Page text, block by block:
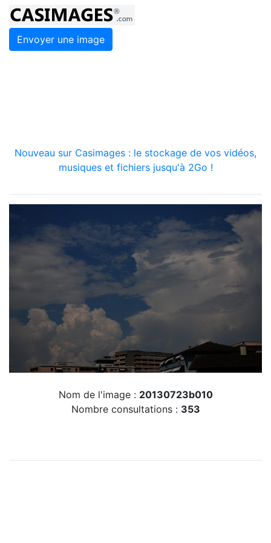
Envoyer une image
Nouveau sur Casimages : le stockage de vos vidéos,
musiques et fichiers jusqu'à 2Go !
Nom de l'image : 20130723b010
Nombre consultations : 353